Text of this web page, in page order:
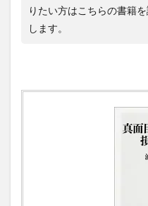
実）
テン
プレ
りたい方はこちらの書籍
します。